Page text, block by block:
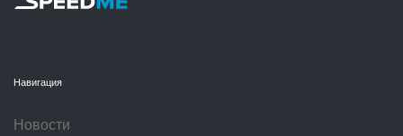
Навигация
Новости